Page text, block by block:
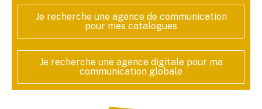
Je recherche une agence de communication
pour mes catalogues
Je recherche une agence digitale pour ma
communication globale